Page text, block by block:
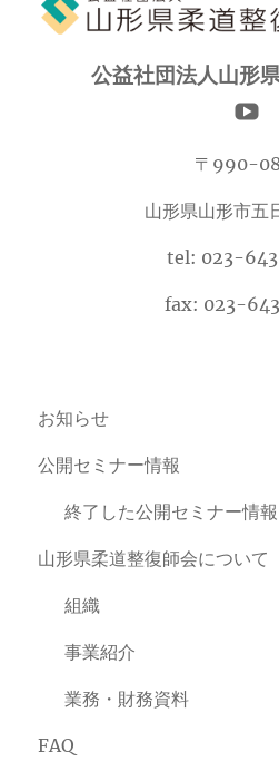
ブ
公益社団法人山形
〒990-
山形県山形市五
tel: 023-
fax: 023-
お知らせ
公開セミナー情報
終了した公開セミナー情報
山形県柔道整復師会について
組織
事業紹介
業務・財務資料
FAQ